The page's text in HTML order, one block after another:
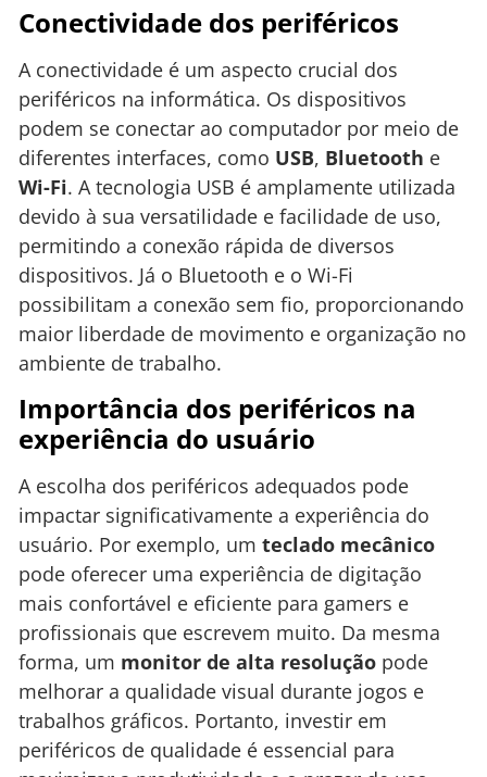
Conectividade dos periféricos
A conectividade é um aspecto crucial dos
periféricos na informática. Os dispositivos
podem se conectar ao computador por meio de
diferentes interfaces, como USB, Bluetooth e
Wi-Fi. A tecnologia USB é amplamente utilizada
devido à sua versatilidade e facilidade de uso,
permitindo a conexão rápida de diversos
dispositivos. Já o Bluetooth e o Wi-Fi
possibilitam a conexão sem fio, proporcionando
maior liberdade de movimento e organização no
ambiente de trabalho.
Importância dos periféricos na
experiência do usuário
A escolha dos periféricos adequados pode
impactar significativamente a experiência do
usuário. Por exemplo, um teclado mecânico
pode oferecer uma experiência de digitação
mais confortável e eficiente para gamers e
profissionais que escrevem muito. Da mesma
forma, um monitor de alta resolução pode
melhorar a qualidade visual durante jogos e
trabalhos gráficos. Portanto, investir em
periféricos de qualidade é essencial para